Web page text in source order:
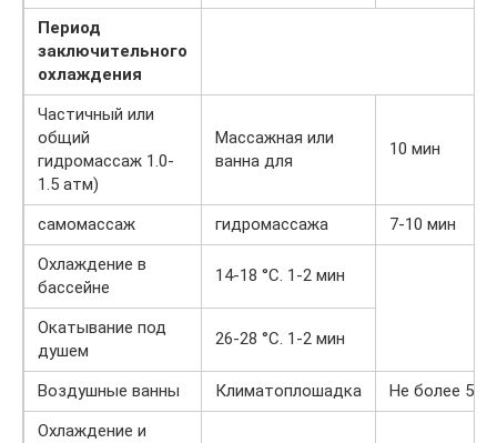
Период
заключительного
охлаждения
Частичный или
общий
гидромассаж 1.0-
1.5 атм)
Массажная или
ванна для
10 мин
самомассаж гидромассажа
7-10 мин
Охлаждение в
бассейне
14-18 °С. 1-2 мин
Окатывание под
душем
26-28 °С. 1-2 мин
Воздушные ванны Климатоплошадка
Не более 5-7
Охлаждение и